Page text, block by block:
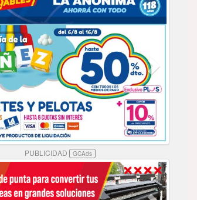
PUBLICIDAD GCAds